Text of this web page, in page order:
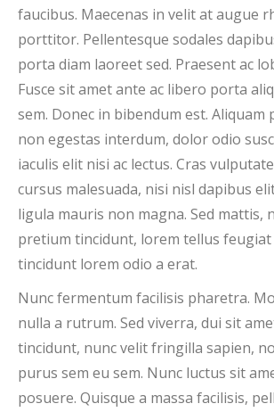
faucibus. Maecenas in velit at augue
porttitor. Pellentesque sodales
porta diam laoreet sed. Praesent ac
Fusce sit amet ante ac libero porta
sem. Donec in bibendum est. Aliquam
non egestas interdum, dolor odio
iaculis elit nisi ac lectus. Cras
cursus malesuada, nisi nisl dapibus
ligula mauris non magna. Sed mattis,
pretium tincidunt, lorem tellus feugiat
tincidunt lorem odio a erat.
Nunc fermentum facilisis pharetra.
nulla a rutrum. Sed viverra, dui sit
tincidunt, nunc velit fringilla sapien,
purus sem eu sem. Nunc luctus sit
posuere. Quisque a massa facilisis,